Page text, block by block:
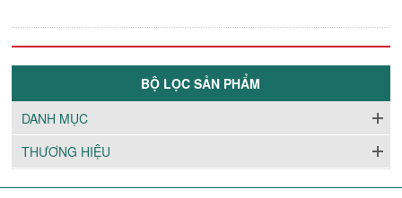
BỘ LỌC SẢN PHẨM
DANH MỤC
THƯƠNG HIỆU